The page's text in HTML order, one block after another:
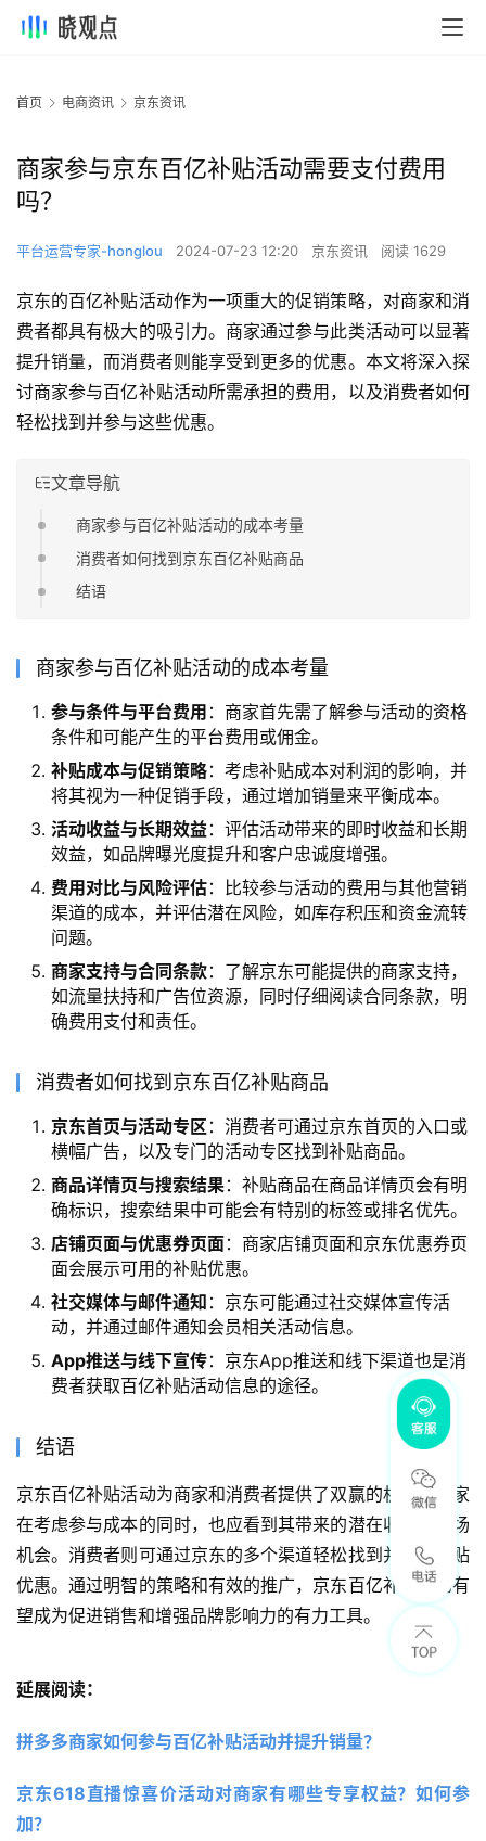
首页 电商资讯 京东资讯
商家参与京东百亿补贴活动需要支付费用
吗？
平台运营专家-honglou 2024-07-23 12:20 京东资讯 阅读 1629
京东的百亿补贴活动作为一项重大的促销策略，对商家和消
费者都具有极大的吸引力。商家通过参与此类活动可以显著
提升销量，而消费者则能享受到更多的优惠。本文将深入探
讨商家参与百亿补贴活动所需承担的费用，以及消费者如何
轻松找到并参与这些优惠。
文章导航
商家参与百亿补贴活动的成本考量
消费者如何找到京东百亿补贴商品
结语
商家参与百亿补贴活动的成本考量
参与条件与平台费用 ：商家首先需了解参与活动的资格
条件和可能产生的平台费用或佣金。
补贴成本与促销策略：考虑补贴成本对利润的影响，并
将其视为一种促销手段，通过增加销量来平衡成本。
活动收益与长期效益：评估活动带来的即时收益和长期
效益，如品牌曝光度提升和客户忠诚度增强。
费用对比与风险评估：比较参与活动的费用与其他营销
渠道的成本，并评估潜在风险，如库存积压和资金流转
问题。
商家支持与合同条款：了解京东可能提供的商家支持，
如流量扶持和广告位资源，同时仔细阅读合同条款，明
确费用支付和责任。
消费者如何找到京东百亿补贴商品
京东首页与活动专区 ：消费者可通过京东首页的入口或
横幅广告，以及专门的活动专区找到补贴商品。
商品详情页与搜索结果：补贴商品在商品详情页会有明
确标识，搜索结果中可能会有特别的标签或排名优先。
店铺页面与优惠券页面：商家店铺页面和京东优惠券页
面会展示可用的补贴优惠。
社交媒体与邮件通知 ：京东可能通过社交媒体宣传活
动，并通过邮件通知会员相关活动信息。
App推送与线下宣传：京东App推送和线下渠道也是消
费者获取百亿补贴活动信息的途径。
结语
京东百亿补贴活动为商家和消费者提供了双赢的机会。商家
在考虑参与成本的同时，也应看到其带来的潜在收益和市场
机会。消费者则可通过京东的多个渠道轻松找到并享受补贴
优惠。通过明智的策略和有效的推广，京东百亿补贴活动有
望成为促进销售和增强品牌影响力的有力工具。
延展阅读：
拼多多商家如何参与百亿补贴活动并提升销量？
京东618直播惊喜价活动对商家有哪些专享权益？如何参
加？